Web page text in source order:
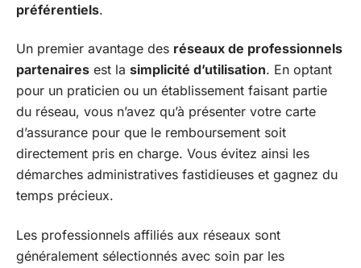
préférentiels.
Un premier avantage des réseaux de professionnels
partenaires est la simplicité d’utilisation. En optant
pour un praticien ou un établissement faisant partie
du réseau, vous n’avez qu’à présenter votre carte
d’assurance pour que le remboursement soit
directement pris en charge. Vous évitez ainsi les
démarches administratives fastidieuses et gagnez du
temps précieux.
Les professionnels affiliés aux réseaux sont
généralement sélectionnés avec soin par les